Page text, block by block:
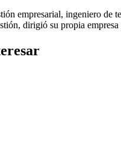
empresarial, ingeniero de
dirigió su propia